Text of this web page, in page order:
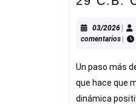
03/202603/
|
comentarios |
Un paso más
que hace que
dinámica